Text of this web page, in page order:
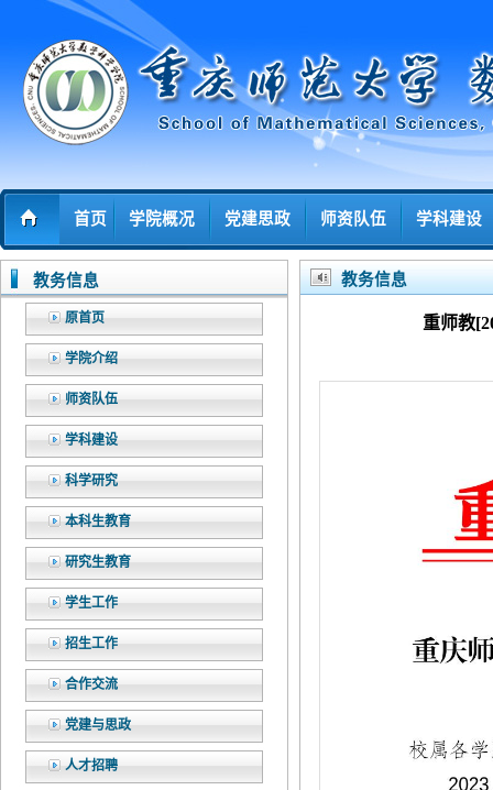
首页 学院概况 党建思政 师资队伍 学科建设
教务信息
原首页
学院介绍
师资队伍
学科建设
科学研究
本科生教育
研究生教育
学生工作
招生工作
合作交流
党建与思政
人才招聘
教务信息
重师教